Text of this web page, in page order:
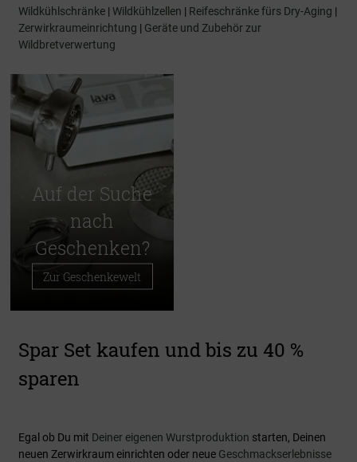
Wildkühlschränke | Wildkühlzellen | Reifeschränke fürs Dry-Aging |
Zerwirkraumeinrichtung | Geräte und Zubehör zur
Wildbretverwertung
Auf der Suche
nach
Geschenken?
Zur Geschenkewelt
Spar Set kaufen und bis zu 40 %
sparen
Egal ob Du mit Deiner eigenen Wurstproduktion starten, Deinen
neuen Zerwirkraum einrichten oder neue Geschmackserlebnisse